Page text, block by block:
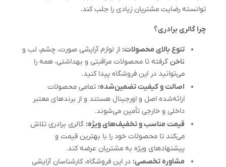
توانسته رضایت مشتریان زیادی را جلب کند.
چرا گالری برادری؟
تنوع بالای محصولات: از لوازم آرایشی صورت، چشم، لب و
ناخن گرفته تا محصولات مراقبتی و بهداشتی، همه را
می‌توانید در این فروشگاه پیدا کنید.
اصالت و کیفیت تضمین‌شده: تمامی محصولات
ارائه‌شده اصل و اورجینال هستند و از برندهای معتبر
داخلی و خارجی تأمین می‌شوند.
قیمت مناسب و تخفیف‌های ویژه: گالری برادری تلاش
می‌کند تا محصولات خود را با بهترین قیمت و
پیشنهادهای ویژه به مشتریان عرضه کند.
مشاوره تخصصی: در این فروشگاه، کارشناسان آرایشی